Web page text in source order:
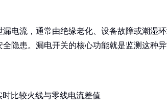
电流，通常由绝缘老化、设备故障或潮湿
隐患。漏电开关的核心功能就是监测这种异
时比较火线与零线电流差值